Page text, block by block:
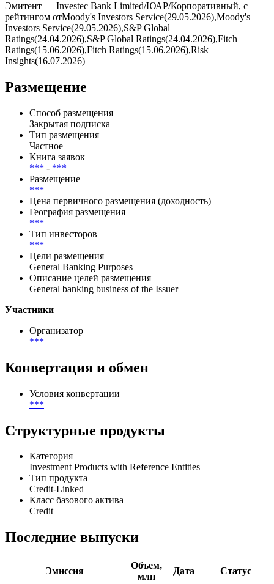
Эмитент — Investec Bank Limited/ЮАР/Корпоративный, с
рейтингом отMoody's Investors Service(29.05.2026),Moody's
Investors Service(29.05.2026),S&P Global
Ratings(24.04.2026),S&P Global Ratings(24.04.2026),Fitch
Ratings(15.06.2026),Fitch Ratings(15.06.2026),Risk
Insights(16.07.2026)
Размещение
Способ размещения
Закрытая подписка
Тип размещения
Частное
Книга заявок
*** - ***
Размещение
***
Цена первичного размещения (доходность)
География размещения
***
Тип инвесторов
***
Цели размещения
General Banking Purposes
Описание целей размещения
General banking business of the Issuer
Участники
Организатор
***
Конвертация и обмен
Условия конвертации
***
Структурные продукты
Категория
Investment Products with Reference Entities
Тип продукта
Credit-Linked
Класс базового актива
Credit
Последние выпуски
Эмиссия
Объем,
млн
Дата Статус